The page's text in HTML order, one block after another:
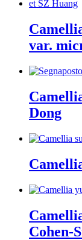
var.
Dong
Cohen-